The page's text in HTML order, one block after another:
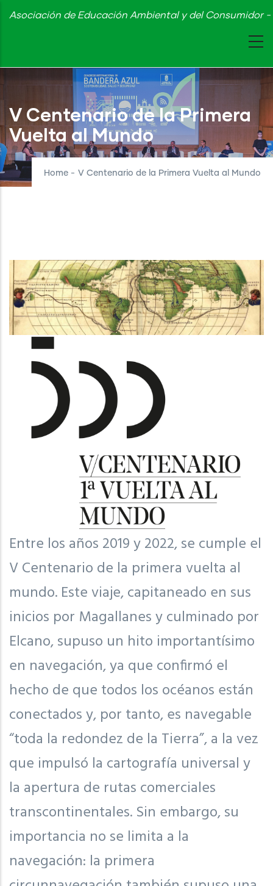
Skip
content
Asociación de Educación Ambiental y del Consumidor
V Centenario de la Primera
Vuelta al Mundo
Home - V Centenario de la Primera Vuelta al Mundo
Entre los años 2019 y 2022, se cumple el
V Centenario de la primera vuelta al
mundo. Este viaje, capitaneado en sus
inicios por Magallanes y culminado por
Elcano, supuso un hito importantísimo
en navegación, ya que confirmó el
hecho de que todos los océanos están
conectados y, por tanto, es navegable
“toda la redondez de la Tierra”, a la vez
que impulsó la cartografía universal y
la apertura de rutas comerciales
transcontinentales. Sin embargo, su
importancia no se limita a la
navegación: la primera